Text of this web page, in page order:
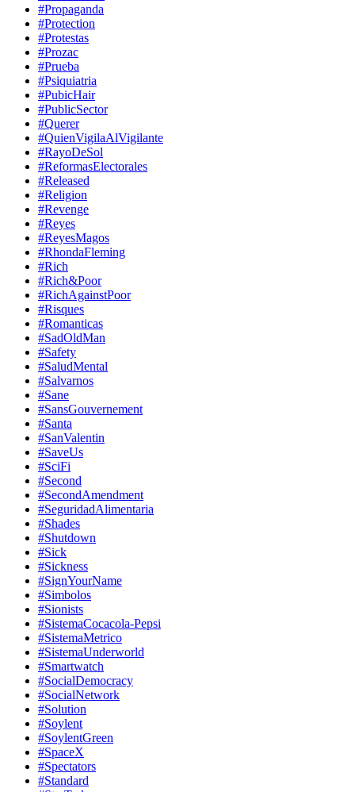
#Propaganda
#Protection
#Protestas
#Prozac
#Prueba
#Psiquiatria
#PubicHair
#PublicSector
#Querer
#QuienVigilaAlVigilante
#RayoDeSol
#ReformasElectorales
#Released
#Religion
#Revenge
#Reyes
#ReyesMagos
#RhondaFleming
#Rich
#Rich&Poor
#RichAgainstPoor
#Risques
#Romanticas
#SadOldMan
#Safety
#SaludMental
#Salvarnos
#Sane
#SansGouvernement
#Santa
#SanValentin
#SaveUs
#SciFi
#Second
#SecondAmendment
#SeguridadAlimentaria
#Shades
#Shutdown
#Sick
#Sickness
#SignYourName
#Simbolos
#Sionists
#SistemaCocacola-Pepsi
#SistemaMetrico
#SistemaUnderworld
#Smartwatch
#SocialDemocracy
#SocialNetwork
#Solution
#Soylent
#SoylentGreen
#SpaceX
#Spectators
#Standard